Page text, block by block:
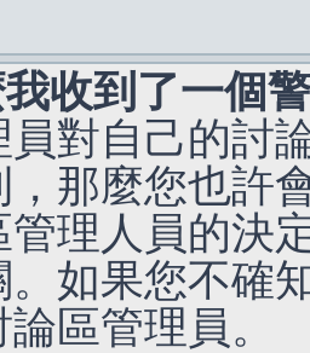
收到了一個
員對自己的討
，那麼您也許
管理人員的決
。如果您不確
區管理員。